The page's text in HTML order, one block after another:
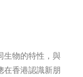
生物的特性，與
在香港認識新朋